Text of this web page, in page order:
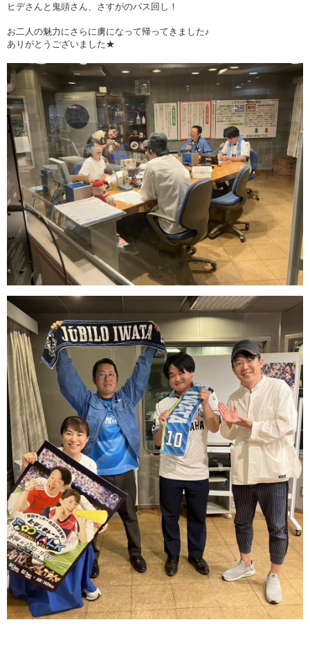
学校
病院・福祉施設
屋内外施設
商業施設・多目的施設
工場・物流センター
道路施設
集合住宅・太陽光発電
明光電気の取り組み
明光電気の取り組み
社会貢献活動
防災への取り組み
採用情報
採用情報
先輩社員の声
採用エントリー
数字で見る明光電気
お問い合わせ
サイトマップ
ヒデさんと鬼頭さん、さすがのパス回し！
お二人の魅力にさらに虜になって帰ってきました♪
ありがとうございました★